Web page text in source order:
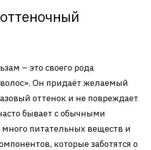
– это своего рода
Он придаёт желаемый
оттенок и не повреждает
бывает с обычными
питательных веществ и
которые заботятся о